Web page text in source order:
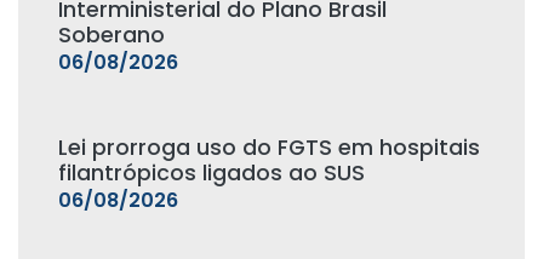
Interministerial do Plano Brasil
Soberano
06/08/2026
Lei prorroga uso do FGTS em hospitais
filantrópicos ligados ao SUS
06/08/2026